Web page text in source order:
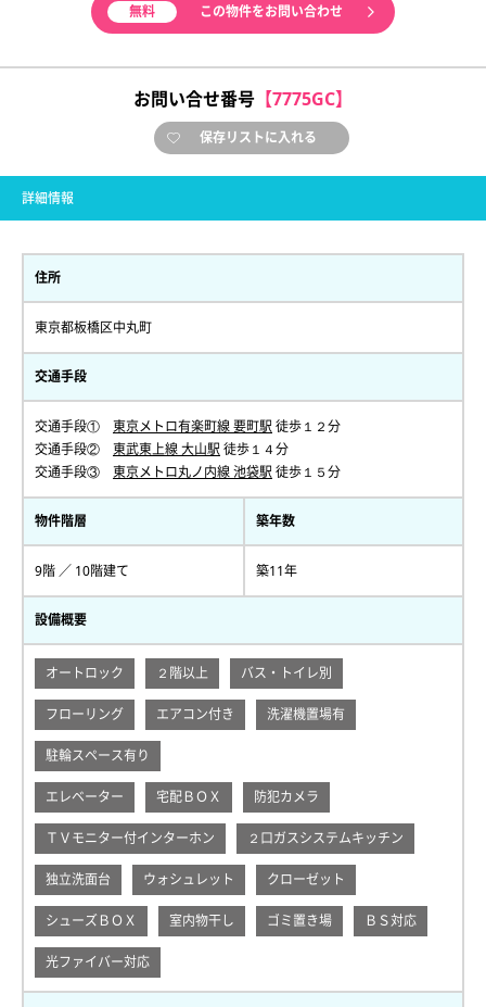
無料 この物件をお問い合わせ
お問い合せ番号 【7775GC】
保存リストに入れる
詳細情報
住所
東京都板橋区中丸町
交通手段
交通手段① 東京メトロ有楽町線 要町駅 徒歩１２分
交通手段② 東武東上線 大山駅 徒歩１４分
交通手段③ 東京メトロ丸ノ内線 池袋駅 徒歩１５分
物件階層
9階 ／ 10階建て
築年数
築11年
設備概要
オートロック ２階以上 バス・トイレ別
フローリング エアコン付き 洗濯機置場有
駐輪スペース有り
エレベーター 宅配ＢＯＸ 防犯カメラ
ＴＶモニター付インターホン ２口ガスシステムキッチン
独立洗面台 ウォシュレット クローゼット
シューズＢＯＸ 室内物干し ゴミ置き場 ＢＳ対応
光ファイバー対応